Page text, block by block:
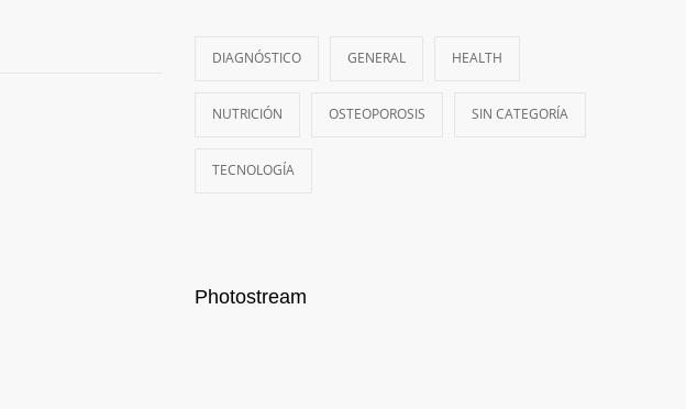
DIAGNÓSTICO GENERAL HEALTH
NUTRICIÓN OSTEOPOROSIS SIN CATEGORÍA
TECNOLOGÍA
Photostream